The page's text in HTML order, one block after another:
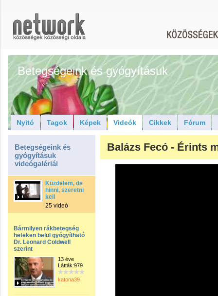
Betegségeink és gyógyításuk
Nyitó Tagok Képek Videók Cikkek Fórum
Betegségeink és
gyógyításuk
videógalériái
Küzdelem, de
hinni, szeretni
kell
25 videó
Bármilyen rákbetegség
heteken belül gyógyítható
Dr. Leonard Coldwell
szerint
13 éve
Látták:979
katona39
Balázs Fecó - Érints